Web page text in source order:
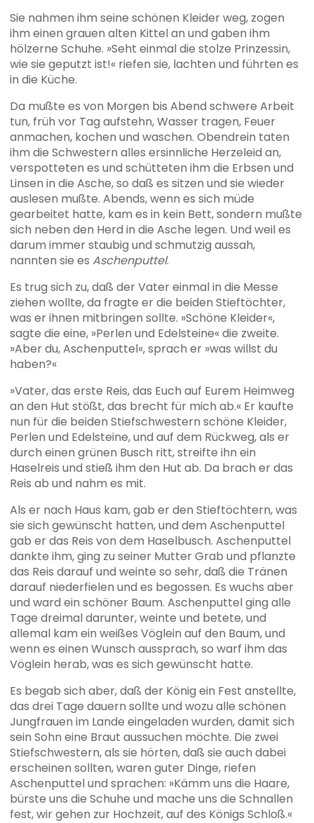
Sie nahmen ihm seine schönen Kleider weg, zogen
ihm einen grauen alten Kittel an und gaben ihm
hölzerne Schuhe. »Seht einmal die stolze Prinzessin,
wie sie geputzt ist!« riefen sie, lachten und führten es
in die Küche.
Da mußte es von Morgen bis Abend schwere Arbeit
tun, früh vor Tag aufstehn, Wasser tragen, Feuer
anmachen, kochen und waschen. Obendrein taten
ihm die Schwestern alles ersinnliche Herzeleid an,
verspotteten es und schütteten ihm die Erbsen und
Linsen in die Asche, so daß es sitzen und sie wieder
auslesen mußte. Abends, wenn es sich müde
gearbeitet hatte, kam es in kein Bett, sondern mußte
sich neben den Herd in die Asche legen. Und weil es
darum immer staubig und schmutzig aussah,
nannten sie esAschenputtel.
Es trug sich zu, daß der Vater einmal in die Messe
ziehen wollte, da fragte er die beiden Stieftöchter,
was er ihnen mitbringen sollte. »Schöne Kleider«,
sagte die eine, »Perlen und Edelsteine« die zweite.
»Aber du, Aschenputtel«, sprach er »was willst du
haben?«
»Vater, das erste Reis, das Euch auf Eurem Heimweg
an den Hut stößt, das brecht für mich ab.« Er kaufte
nun für die beiden Stiefschwestern schöne Kleider,
Perlen und Edelsteine, und auf dem Rückweg, als er
durch einen grünen Busch ritt, streifte ihn ein
Haselreis und stieß ihm den Hut ab. Da brach er das
Reis ab und nahm es mit.
Als er nach Haus kam, gab er den Stieftöchtern, was
sie sich gewünscht hatten, und dem Aschenputtel
gab er das Reis von dem Haselbusch. Aschenputtel
dankte ihm, ging zu seiner Mutter Grab und pflanzte
das Reis darauf und weinte so sehr, daß die Tränen
darauf niederfielen und es begossen. Es wuchs aber
und ward ein schöner Baum. Aschenputtel ging alle
Tage dreimal darunter, weinte und betete, und
allemal kam ein weißes Vöglein auf den Baum, und
wenn es einen Wunsch aussprach, so warf ihm das
Vöglein herab, was es sich gewünscht hatte.
Es begab sich aber, daß der König ein Fest anstellte,
das drei Tage dauern sollte und wozu alle schönen
Jungfrauen im Lande eingeladen wurden, damit sich
sein Sohn eine Braut aussuchen möchte. Die zwei
Stiefschwestern, als sie hörten, daß sie auch dabei
erscheinen sollten, waren guter Dinge, riefen
Aschenputtel und sprachen: »Kämm uns die Haare,
bürste uns die Schuhe und mache uns die Schnallen
fest, wir gehen zur Hochzeit, auf des Königs Schloß.«